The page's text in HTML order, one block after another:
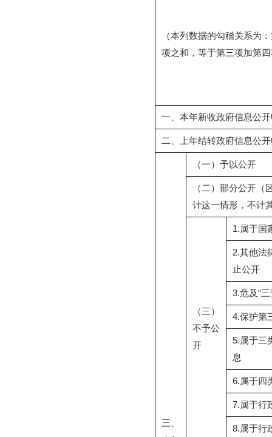
（本列数据的勾稽关系为
项之和，等于第三项加第
一、本年新收政府信息公
二、上年结转政府信息公
三、
（一）予以公开
（二）部分公开（
计这一情形，不计
（三）
不予公
开
1.属于国
2.其他法
止公开
3.危及“
4.保护第
5.属于三
息
6.属于四
7.属于行
8.属于行